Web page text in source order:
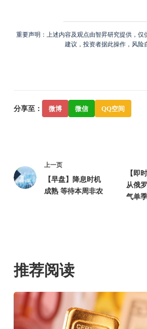
重要声明：上述内容及观点由智昇研究提供，仅
建议，投资者据此操作，风险
分享至： 微博 微信 QQ空间
上一页
【早盘】降息时机
成熟 等待本周非农
【即
从俄
气单
推荐阅读